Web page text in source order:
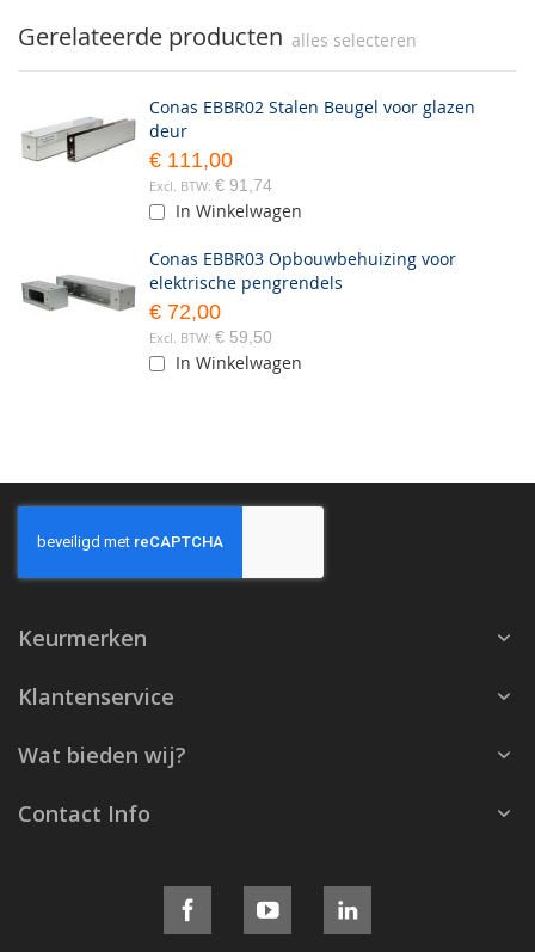
Gerelateerde producten alles selecteren
Conas EBBR02 Stalen Beugel voor glazen
deur
€ 111,00
€ 91,74
In Winkelwagen
Conas EBBR03 Opbouwbehuizing voor
elektrische pengrendels
€ 72,00
€ 59,50
In Winkelwagen
Keurmerken
Klantenservice
Wat bieden wij?
Contact Info